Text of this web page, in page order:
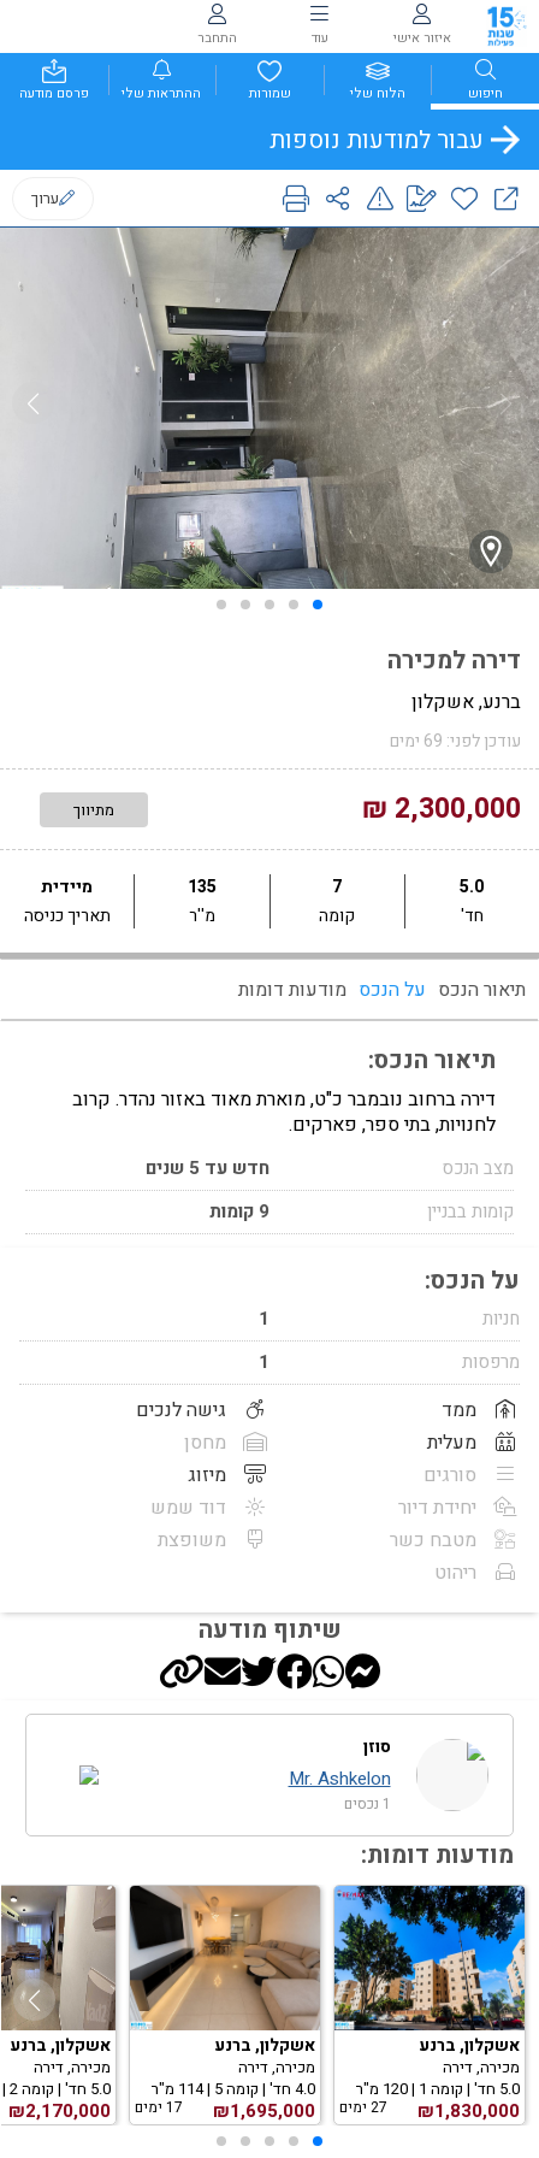
איזור אישי עוד התחבר
חיפוש הלוח שלי שמורות ההתראות שלי פרסם מודעה
עבור למודעות נוספות
ערוך
דירה למכירה
ברנע, אשקלון
עודכן לפני: 69 ימים
2,300,000 ₪ מתיווך
5.0
חד'
7
קומה
135
מ''ר
מיידית
תאריך כניסה
תיאור הנכס על הנכס מודעות דומות
תיאור הנכס:
דירה ברחוב נובמבר כ"ט, מוארת מאוד באזור נהדר. קרוב
לחנויות, בתי ספר, פארקים.
מצב הנכס
חדש עד 5 שנים
קומות בבניין
9 קומות
על הנכס:
חניות
1
מרפסות
1
ממד
מעלית
סורגים
יחידת דיור
מטבח כשר
ריהוט
גישה לנכים
מחסן
מיזוג
דוד שמש
משופצת
שיתוף מודעה
סוזן
Mr. Ashkelon
1 נכסים
מודעות דומות:
אשקלון, ברנע
מכירה, דירה
5.0 חד' | קומה 1 | 120 מ"ר
₪1,830,000 27 ימים
אשקלון, ברנע
מכירה, דירה
4.0 חד' | קומה 5 | 114 מ"ר
₪1,695,000 17 ימים
אשקלון, ברנע
מכירה, דירה
5.0 חד' | קומה 2 | 149 מ"ר
₪2,170,000